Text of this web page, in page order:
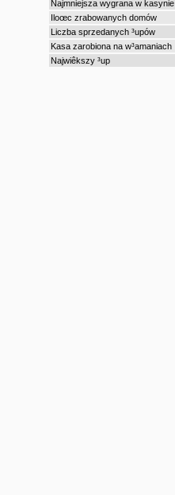
Najmniejsza wygrana w kasynie
Iloœc zrabowanych domów
Liczba sprzedanych ³upów
Kasa zarobiona na w³amaniach
Najwiêkszy ³up